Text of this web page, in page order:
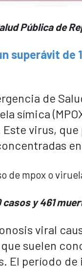
Pública de
superávit de
de
símica
Este virus,
y 461
viral
suelen
El período